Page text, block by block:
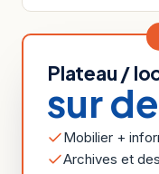
Plateau /
sur
Mobilier +
Archives et